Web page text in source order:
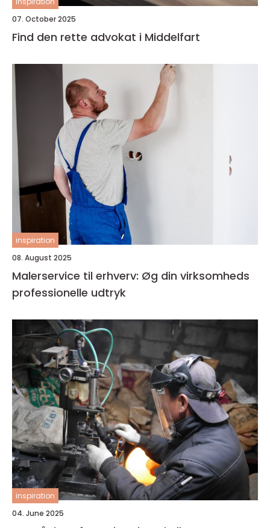
07. October 2025
Find den rette advokat i Middelfart
inspiration
08. August 2025
Malerservice til erhverv: Øg din virksomheds
professionelle udtryk
inspiration
04. June 2025